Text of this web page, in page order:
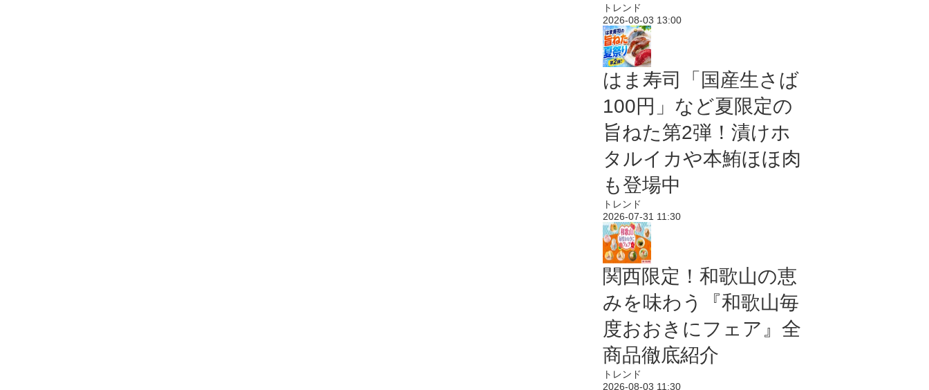
トレンド
2026-08-03 13:00
はま寿司「国産生さば
100円」など夏限定の
旨ねた第2弾！漬けホ
タルイカや本鮪ほほ肉
も登場中
トレンド
2026-07-31 11:30
関西限定！和歌山の恵
みを味わう『和歌山毎
度おおきにフェア』全
商品徹底紹介
トレンド
2026-08-03 11:30